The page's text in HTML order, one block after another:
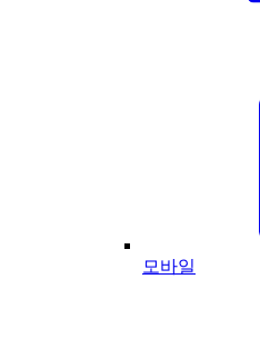
모바일